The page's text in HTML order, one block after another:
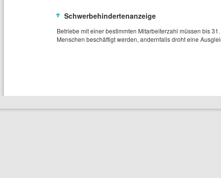
Schwerbehindertenanzeige
Betriebe mit einer bestimmten Mitarbeiterzahl müssen bis
Menschen beschäftigt werden, andernfalls droht eine